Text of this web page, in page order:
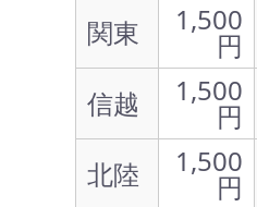
関東
1,500
円
信越
1,500
円
北陸
1,500
円